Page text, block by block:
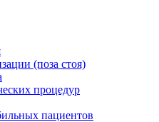
(поза стоя)
процедур
пациентов